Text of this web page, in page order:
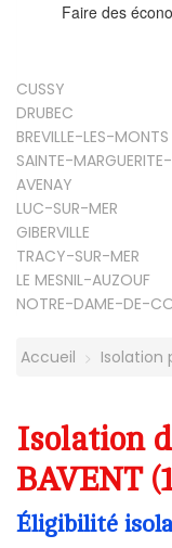
Faire des
CUSSY
DRUBEC
BREVILLE-LES-MONTS
SAINTE-
AVENAY
LUC-SUR-MER
GIBERVILLE
TRACY-SUR-MER
LE MESNIL-AUZOUF
NOTRE-DAME-DE-
Accueil Isolation
Isolation
BAVENT
Éligibilité